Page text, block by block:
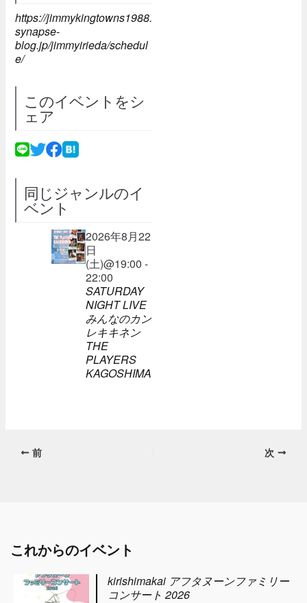
https://jimmykingtowns1988.
synapse-
blog.jp/jimmyirieda/schedul
e/
このイベントをシ
ェア
同じジャンルのイ
ベント
2026年8月22
日
(土)@19:00 -
22:00
SATURDAY
NIGHT LIVE
みんなのカン
レキキネン
THE
PLAYERS
KAGOSHIMA
前 次
これからのイベント
kirishimakai アフタヌーンファミリー
コンサート 2026